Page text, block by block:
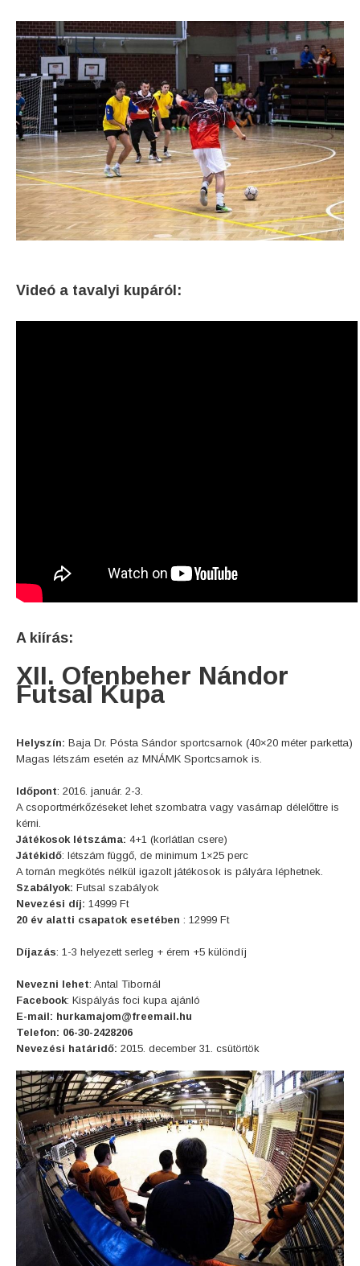
Videó a tavalyi kupáról:
A kiírás:
XII. Ofenbeher Nándor
Futsal Kupa
Helyszín: Baja Dr. Pósta Sándor sportcsarnok (40×20 méter parketta)
Magas létszám esetén az MNÁMK Sportcsarnok is.
Időpont: 2016. január. 2-3.
A csoportmérkőzéseket lehet szombatra vagy vasárnap délelőttre is
kérni.
Játékosok létszáma: 4+1 (korlátlan csere)
Játékidő: létszám függő, de minimum 1×25 perc
A tornán megkötés nélkül igazolt játékosok is pályára léphetnek.
Szabályok: Futsal szabályok
Nevezési díj: 14999 Ft
20 év alatti csapatok esetében : 12999 Ft
Díjazás: 1-3 helyezett serleg + érem +5 különdíj
Nevezni lehet: Antal Tibornál
Facebook: Kispályás foci kupa ajánló
E-mail: hurkamajom@freemail.hu
Telefon: 06-30-2428206
Nevezési határidő: 2015. december 31. csütörtök